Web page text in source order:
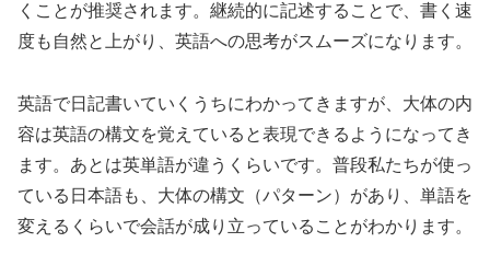
くことが推奨されます。継続的に記述することで、書く速
度も自然と上がり、英語への思考がスムーズになります。
英語で日記書いていくうちにわかってきますが、大体の内
容は英語の構文を覚えていると表現できるようになってき
ます。あとは英単語が違うくらいです。普段私たちが使っ
ている日本語も、大体の構文（パターン）があり、単語を
変えるくらいで会話が成り立っていることがわかります。